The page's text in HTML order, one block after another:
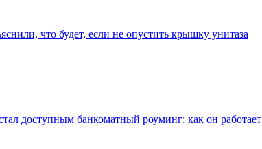
что будет, если не опустить крышку унитаза
доступным банкоматный роуминг: как он работает